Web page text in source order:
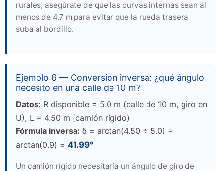
rurales, asegúrate de que las curvas internas sean al
menos de 4.7 m para evitar que la rueda trasera
suba al bordillo.
Ejemplo 6 — Conversión inversa: ¿qué ángulo
necesito en una calle de 10 m?
Datos: R disponible = 5.0 m (calle de 10 m, giro en
U), L = 4.50 m (camión rígido)
Fórmula inversa: δ = arctan(4.50 ÷ 5.0) =
arctan(0.9) = 41.99°
Un camión rígido necesitaría un ángulo de giro de